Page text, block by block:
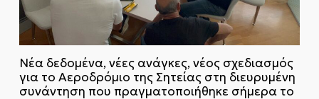
Νέα δεδομένα, νέες ανάγκες, νέος σχεδιασμός
για το Αεροδρόμιο της Σητείας στη διευρυμένη
συνάντηση που πραγματοποιήθηκε σήμερα το